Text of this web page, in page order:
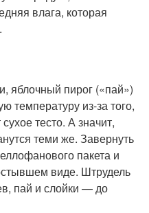
влага, которая
яблочный пирог («пай»)
температуру из-за того,
тесто. А значит,
теми же. Завернуть
пакета и
виде. Штрудель
пай и слойки — до